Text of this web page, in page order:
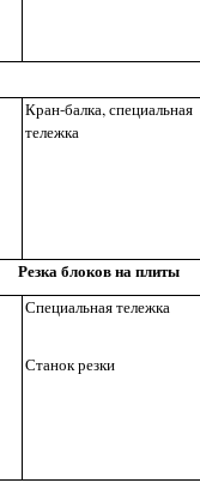
Кран-балка, специальная
тележка
Резка блоков на плиты
Специальная тележка
Станок резки